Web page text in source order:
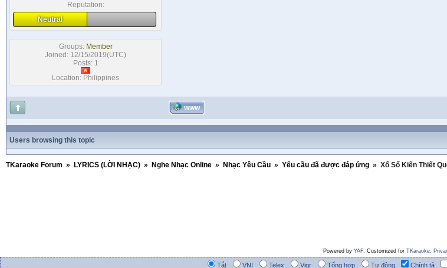
Reputation:
Neutral
Groups: Member
Joined: 12/15/2019(UTC)
Posts: 1
Location: Philippines
WWW
Users browsing this topic
TKaraoke Forum » LYRICS (LỜI NHẠC) » Nghe Nhạc Online » Nhạc Yêu Cầu » Yêu cầu đã được đáp ứng » Xổ Số Kiến Thiết
Powered by YAF. Customized for TKaraoke.
Tắt VNI Telex Viqr Tổng hợp Tự động Chính tả